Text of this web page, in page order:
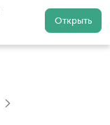
Открыть
Регистрация